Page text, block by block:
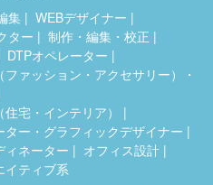
集
WEBデザイナー
ター
制作・編集・校正
DTPオペレーター
ァッション・アクセサリー）・
宅・インテリア）
ター・グラフィックデザイナー
ィネーター
オフィス設計
イティブ系